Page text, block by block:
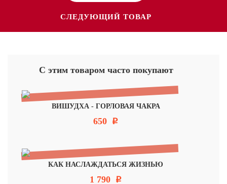
СЛЕДУЮЩИЙ ТОВАР
С этим товаром часто покупают
ВИШУДХА - ГОРЛОВАЯ ЧАКРА
650 Р
КАК НАСЛАЖДАТЬСЯ ЖИЗНЬЮ
1 790 Р